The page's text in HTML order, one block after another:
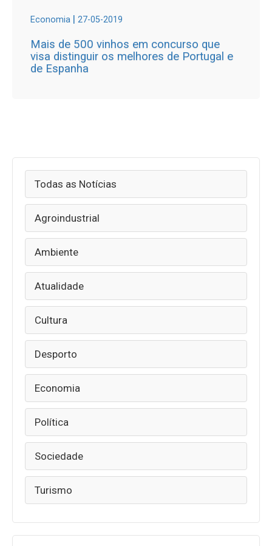
Economia | 27-05-2019
Mais de 500 vinhos em concurso que
visa distinguir os melhores de Portugal e
de Espanha
Todas as Notícias
Agroindustrial
Ambiente
Atualidade
Cultura
Desporto
Economia
Política
Sociedade
Turismo